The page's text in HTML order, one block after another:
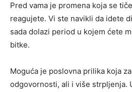
Pred vama je promena koja se
reagujete. Vi ste navikli da idete
sada dolazi period u kojem ćete
bitke.
Moguća je poslovna prilika koja
odgovornosti, ali i više strpljenja.